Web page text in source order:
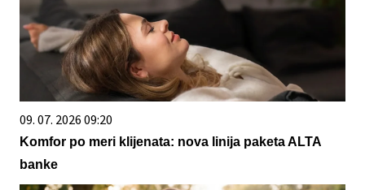
09. 07. 2026 09:20
Komfor po meri klijenata: nova linija paketa ALTA
banke